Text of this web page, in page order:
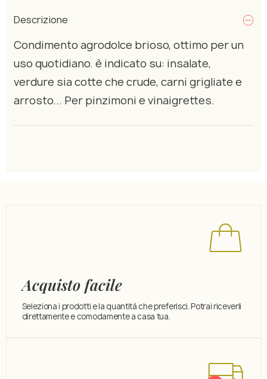
Descrizione
Condimento agrodolce brioso, ottimo per un
uso quotidiano. è indicato su: insalate,
verdure sia cotte che crude, carni grigliate e
arrosto... Per pinzimoni e vinaigrettes.
Acquisto facile
Seleziona i prodotti e la quantità che preferisci. Potrai riceverli
direttamente e comodamente a casa tua.